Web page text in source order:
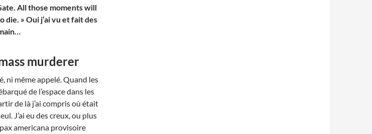
All those moments will
» Oui j’ai vu et fait des
murderer
ni même appelé. Quand les
de l’espace dans les
de là j’ai compris où était
J’ai eu des creux, ou plus
americana provisoire